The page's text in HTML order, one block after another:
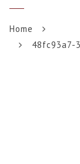
Home
48fc93a7-